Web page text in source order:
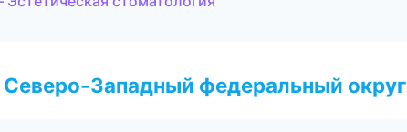
Северо-Западный федеральный округ